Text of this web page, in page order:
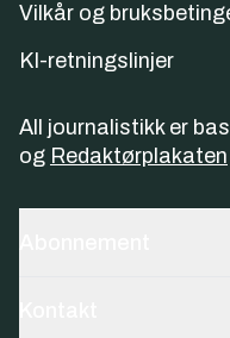
Vilkår og
KI-retningslinjer
All journalistikk er
og Redaktørplakaten